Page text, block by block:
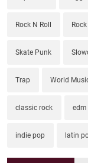
Rock N Roll
Skate Punk
Trap World
classic rock edm
indie pop latin